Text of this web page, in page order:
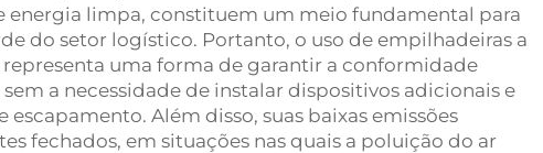
energia limpa, constituem um meio fundamental para
do setor logístico. Portanto, o uso de empilhadeiras a
representa uma forma de garantir a conformidade
a necessidade de instalar dispositivos adicionais e
Além disso, suas baixas emissões
fechados, em situações nas quais a poluição do ar